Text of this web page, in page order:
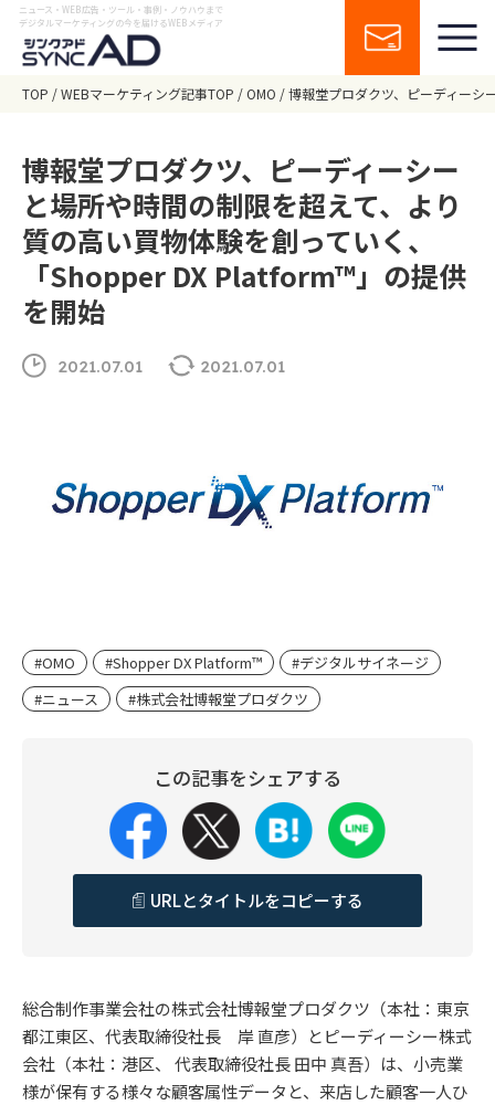
ニュース・WEB広告・ツール・事例・ノウハウまで
デジタルマーケティングの今を届けるWEBメディア
TOP WEBマーケティング記事TOP OMO 博報堂プロダクツ、ピーディー
博報堂プロダクツ、ピーディーシー
と場所や時間の制限を超えて、より
質の高い買物体験を創っていく、
「Shopper DX Platform™」の提供
を開始
2021.07.01 2021.07.01
#OMO #Shopper DX Platform™
#デジタルサイネージ
#ニュース
#株式会社博報堂プロダクツ
この記事をシェアする
URLとタイトルをコピーする
総合制作事業会社の株式会社博報堂プロダクツ（本社：東京
都江東区、代表取締役社長 岸 直彦）とピーディーシー株式
会社（本社：港区、 代表取締役社長 田中 真吾）は、小売業
様が保有する様々な顧客属性データと、来店した顧客一人ひ